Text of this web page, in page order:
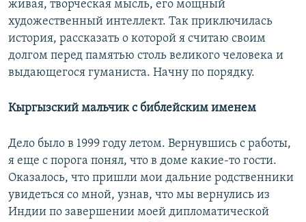
живая, творческая мысль, его мощный
художественный интеллект. Так приключилась
история, рассказать о которой я считаю своим
долгом перед памятью столь великого человека и
выдающегося гуманиста. Начну по порядку.
Кыргызский мальчик с библейским именем
Дело было в 1999 году летом. Вернувшись с работы,
я еще с порога понял, что в доме какие-то гости.
Оказалось, что пришли мои дальние родственники
увидеться со мной, узнав, что мы вернулись из
Индии по завершении моей дипломатической